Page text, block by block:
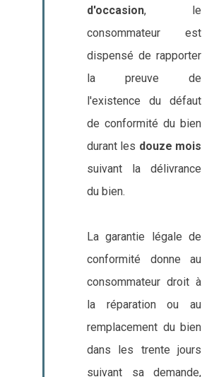
d'occasion, le
consommateur est
dispensé de rapporter
la preuve de
l'existence du défaut
de conformité du bien
durant les douze mois
suivant la délivrance
du bien.
La garantie légale de
conformité donne au
consommateur droit à
la réparation ou au
remplacement du bien
dans les trente jours
suivant sa demande,